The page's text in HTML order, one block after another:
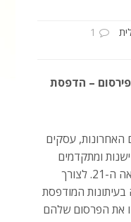
1
– הדפסת
האחרונות, עסקים
ומתקדמים
לעבר שיטות הפרסום השייכות למאה ה-21. לצורך
המודפסת
את הפרסום שלהם